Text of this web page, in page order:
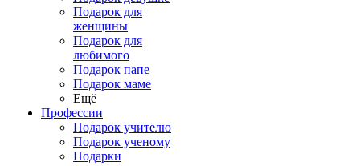
Подарок для
женщины
Подарок для
любимого
Подарок папе
Подарок маме
Ещё
Профессии
Подарок учителю
Подарок ученому
Подарки